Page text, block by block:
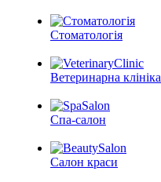
Стоматологія
Ветеринарна клініка
Спа-салон
Салон краси